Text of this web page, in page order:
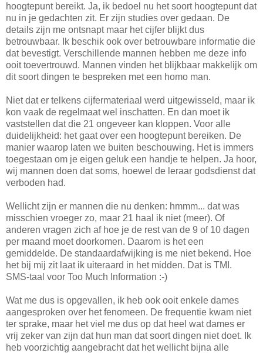
hoogtepunt bereikt. Ja, ik bedoel nu het soort hoogtepunt dat
nu in je gedachten zit. Er zijn studies over gedaan. De
details zijn me ontsnapt maar het cijfer blijkt dus
betrouwbaar. Ik beschik ook over betrouwbare informatie die
dat bevestigt. Verschillende mannen hebben me deze info
ooit toevertrouwd. Mannen vinden het blijkbaar makkelijk om
dit soort dingen te bespreken met een homo man.
Niet dat er telkens cijfermateriaal werd uitgewisseld, maar ik
kon vaak de regelmaat wel inschatten. En dan moet ik
vaststellen dat die 21 ongeveer kan kloppen. Voor alle
duidelijkheid: het gaat over een hoogtepunt bereiken. De
manier waarop laten we buiten beschouwing. Het is immers
toegestaan om je eigen geluk een handje te helpen. Ja hoor,
wij mannen doen dat soms, hoewel de leraar godsdienst dat
verboden had.
Wellicht zijn er mannen die nu denken: hmmm... dat was
misschien vroeger zo, maar 21 haal ik niet (meer). Of
anderen vragen zich af hoe je de rest van de 9 of 10 dagen
per maand moet doorkomen. Daarom is het een
gemiddelde. De standaardafwijking is me niet bekend. Hoe
het bij mij zit laat ik uiteraard in het midden. Dat is TMI.
SMS-taal voor Too Much Information :-)
Wat me dus is opgevallen, ik heb ook ooit enkele dames
aangesproken over het fenomeen. De frequentie kwam niet
ter sprake, maar het viel me dus op dat heel wat dames er
vrij zeker van zijn dat hun man dat soort dingen niet doet. Ik
heb voorzichtig aangebracht dat het wellicht bijna alle